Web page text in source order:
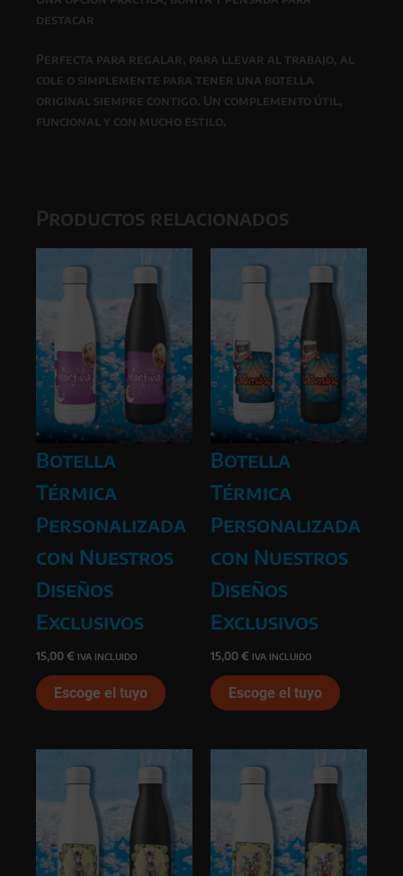
destacar
Perfecta para regalar, para llevar al trabajo, al
cole o simplemente para tener una botella
original siempre contigo. Un complemento útil,
funcional y con mucho estilo.
Productos relacionados
Botella
Térmica
Personalizada
con Nuestros
Diseños
Exclusivos
15,00€ IVA INCLUIDO
Escoge el tuyo
Botella
Térmica
Personalizada
con Nuestros
Diseños
Exclusivos
15,00€ IVA INCLUIDO
Escoge el tuyo